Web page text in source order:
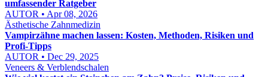
umfassender Ratgeber
AUTOR • Apr 08, 2026
Ästhetische Zahnmedizin
Vampirzähne machen lassen: Kosten, Methoden, Risiken und
Profi-Tipps
AUTOR • Dec 29, 2025
Veneers & Verblendschalen